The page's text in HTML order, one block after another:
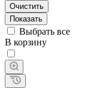
Очистить
Выбрать все
В корзину